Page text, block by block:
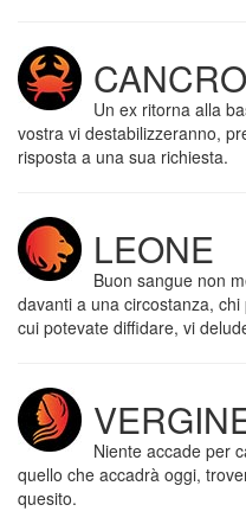
CANCRO
Un ex ritorna alla
vostra vi destabilizzeranno,
risposta a una sua richiesta.
LEONE
Buon sangue non
davanti a una circostanza,
cui potevate diffidare, vi
Niente accade per
quello che accadrà oggi,
quesito.